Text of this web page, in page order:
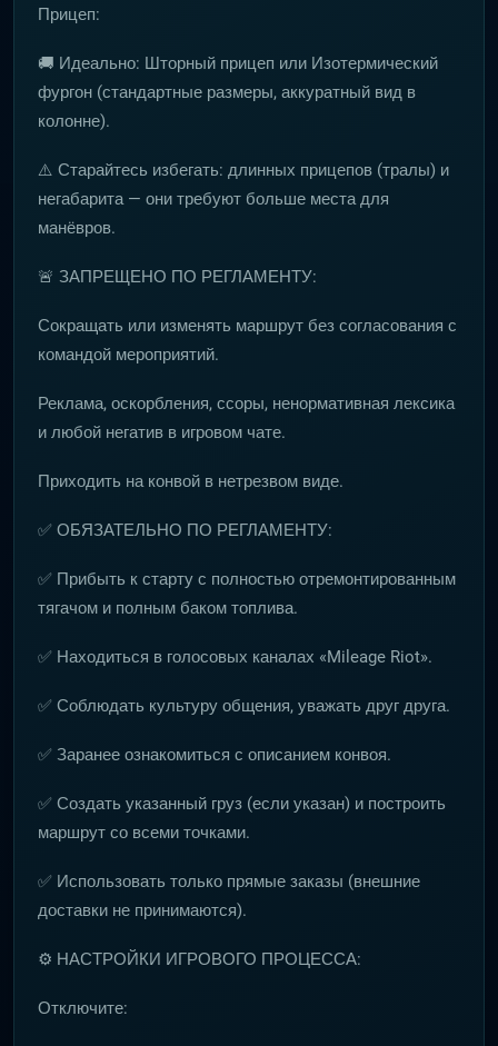
Прицеп:
🚚 Идеально: Шторный прицеп или Изотермический
фургон (стандартные размеры, аккуратный вид в
колонне).
⚠️ Старайтесь избегать: длинных прицепов (тралы) и
негабарита — они требуют больше места для
манёвров.
🚨 ЗАПРЕЩЕНО ПО РЕГЛАМЕНТУ:
Сокращать или изменять маршрут без согласования с
командой мероприятий.
Реклама, оскорбления, ссоры, ненормативная лексика
и любой негатив в игровом чате.
Приходить на конвой в нетрезвом виде.
✅ ОБЯЗАТЕЛЬНО ПО РЕГЛАМЕНТУ:
✅ Прибыть к старту с полностью отремонтированным
тягачом и полным баком топлива.
✅ Находиться в голосовых каналах «Mileage Riot».
✅ Соблюдать культуру общения, уважать друг друга.
✅ Заранее ознакомиться с описанием конвоя.
✅ Создать указанный груз (если указан) и построить
маршрут со всеми точками.
✅ Использовать только прямые заказы (внешние
доставки не принимаются).
⚙️ НАСТРОЙКИ ИГРОВОГО ПРОЦЕССА:
Отключите: